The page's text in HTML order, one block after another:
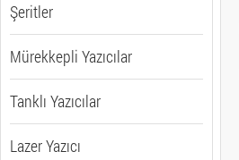
Şeritler
Mürekkepli Yazıcılar
Tanklı Yazıcılar
Lazer Yazıcı